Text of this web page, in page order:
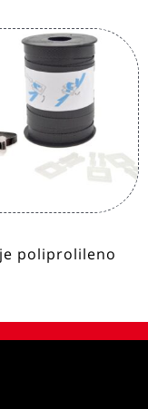
poliprolileno